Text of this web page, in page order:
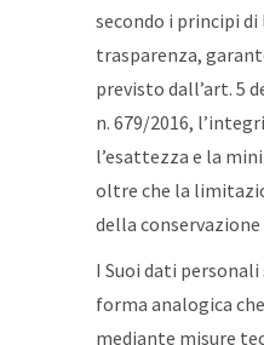
secondo i principi
trasparenza,
previsto dall’art. 5
n. 679/2016,
l’esattezza e la
oltre che la
della
I Suoi dati
forma analogica
mediante misure